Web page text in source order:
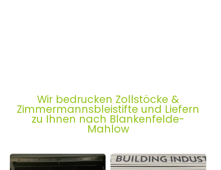
Wir bedrucken Zollstöcke &
Zimmermannsbleistifte und Liefern
zu Ihnen nach Blankenfelde-
Mahlow